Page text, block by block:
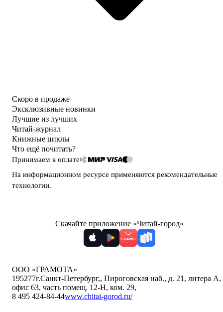
Скоро в продаже
Эксклюзивные новинки
Лучшие из лучших
Читай-журнал
Книжные циклы
Что ещё почитать?
Принимаем к оплате
На информационном ресурсе применяются рекомендательные
технологии.
Скачайте приложение «Читай-город»
ООО «ГРАМОТА»
195277г.Санкт-Петербург,, Пироговская наб., д. 21, литера А,
офис 63, часть помещ. 12-Н, ком. 29,
8 495 424-84-44www.chitai-gorod.ru/